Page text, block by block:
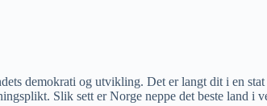
demokrati og utvikling. Det er langt dit i en stat
Slik sett er Norge neppe det beste land i